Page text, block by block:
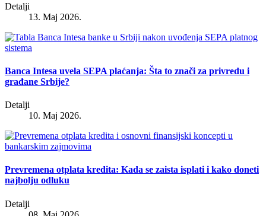
Detalji
13. Maj 2026.
Banca Intesa uvela SEPA plaćanja: Šta to znači za privredu i
građane Srbije?
Detalji
10. Maj 2026.
Prevremena otplata kredita: Kada se zaista isplati i kako doneti
najbolju odluku
Detalji